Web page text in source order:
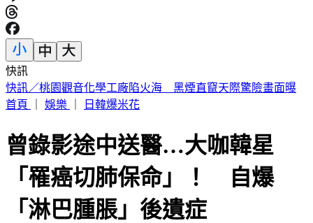
快訊
得票如何突破45%？沈伯洋霸氣喊：出來選我是要過半贏
首頁
娛樂 日韓爆米花
曾錄影途中送醫…大咖韓星
「罹癌切肺保命」！ 自爆
「淋巴腫脹」後遺症